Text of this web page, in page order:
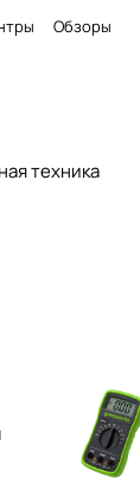
Обзоры
техника